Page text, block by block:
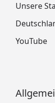
Unsere
YouTube